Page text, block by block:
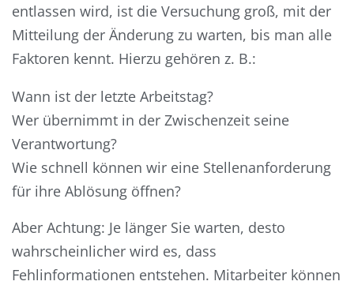
entlassen wird, ist die Versuchung groß, mit der
Mitteilung der Änderung zu warten, bis man alle
Faktoren kennt. Hierzu gehören z. B.:
Wann ist der letzte Arbeitstag?
Wer übernimmt in der Zwischenzeit seine
Verantwortung?
Wie schnell können wir eine Stellenanforderung
für ihre Ablösung öffnen?
Aber Achtung: Je länger Sie warten, desto
wahrscheinlicher wird es, dass
Fehlinformationen entstehen. Mitarbeiter können